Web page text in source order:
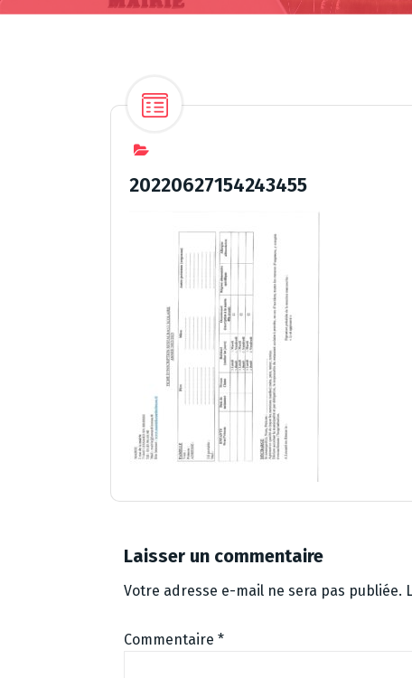
20220627154243455
Laisser un commentaire
Votre adresse e-mail ne sera pas publiée.
Commentaire *